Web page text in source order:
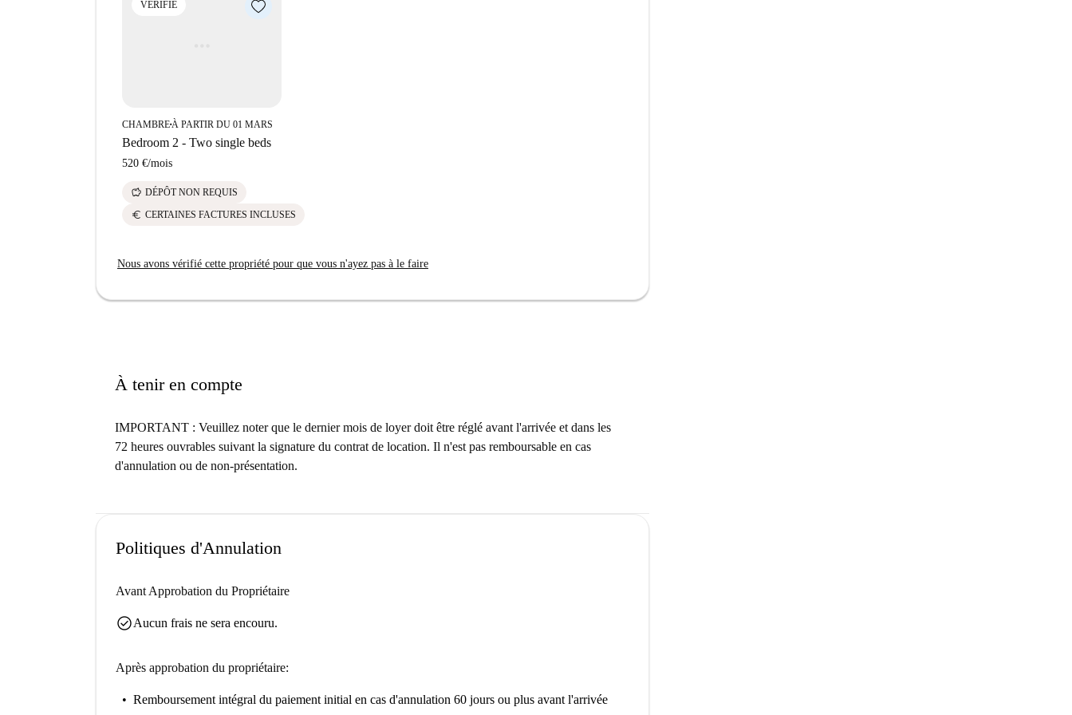
VÉRIFIÉ
CHAMBRE■À PARTIR DU 01 MARS
Bedroom 2 - Two single beds
520 €/mois
savings DÉPÔT NON REQUIS
euro CERTAINES FACTURES INCLUSES
Nous avons vérifié cette propriété pour que vous n'ayez pas à le faire
À tenir en compte
IMPORTANT : Veuillez noter que le dernier mois de loyer doit être réglé avant l'arrivée et dans les
72 heures ouvrables suivant la signature du contrat de location. Il n'est pas remboursable en cas
d'annulation ou de non-présentation.
Politiques d'Annulation
Avant Approbation du Propriétaire
check_circleAucun frais ne sera encouru.
Après approbation du propriétaire:
Remboursement intégral du paiement initial en cas d'annulation 60 jours ou plus avant l'arrivée